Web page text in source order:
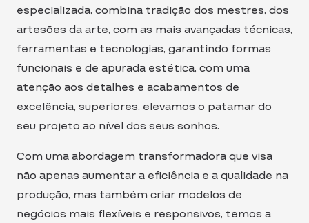
especializada, combina tradição dos mestres, dos
artesões da arte, com as mais avançadas técnicas,
ferramentas e tecnologias, garantindo formas
funcionais e de apurada estética, com uma
atenção aos detalhes e acabamentos de
excelência, superiores, elevamos o patamar do
seu projeto ao nível dos seus sonhos.
Com uma abordagem transformadora que visa
não apenas aumentar a eficiência e a qualidade na
produção, mas também criar modelos de
negócios mais flexíveis e responsivos, temos a